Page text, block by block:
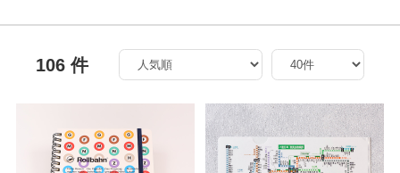
106 件